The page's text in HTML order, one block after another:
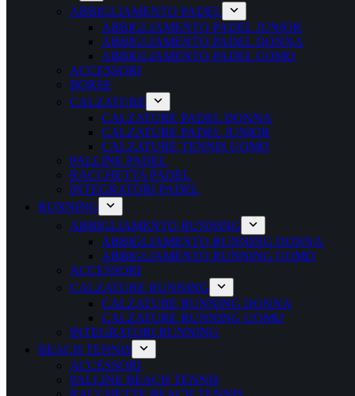
ABBIGLIAMENTO PADEL
ABBIGLIAMENTO PADEL JUNIOR
ABBIGLIAMENTO PADEL DONNA
ABBIGLIAMENTO PADEL UOMO
ACCESSORI
BORSE
CALZATURE
CALZATURE PADEL DONNA
CALZATURE PADEL JUNIOR
CALZATURE TENNIS UOMO
PALLINE PADEL
RACCHETTA PADEL
INTEGRATORI PADEL
RUNNING
ABBIGLIAMENTO RUNNING
ABBIGLIAMENTO RUNNING DONNA
ABBIGLIAMENTO RUNNING UOMO
ACCESSORI
CALZATURE RUNNING
CALZATURE RUNNING DONNA
CALZATURE RUNNING UOMO
INTEGRATORI RUNNING
BEACH TENNIS
ACCESSORI
PALLINE BEACH TENNIS